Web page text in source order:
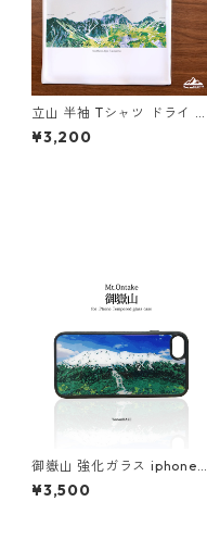
立山 半袖 Tシャツ ドライ
水速乾 山 登山 アウトドア
山Tシャツ 山のイラスト（
¥3,200
御嶽山 強化ガラス iphone
スマホケース スマホカバー
登山 山 アウトドア 北アル
¥3,500